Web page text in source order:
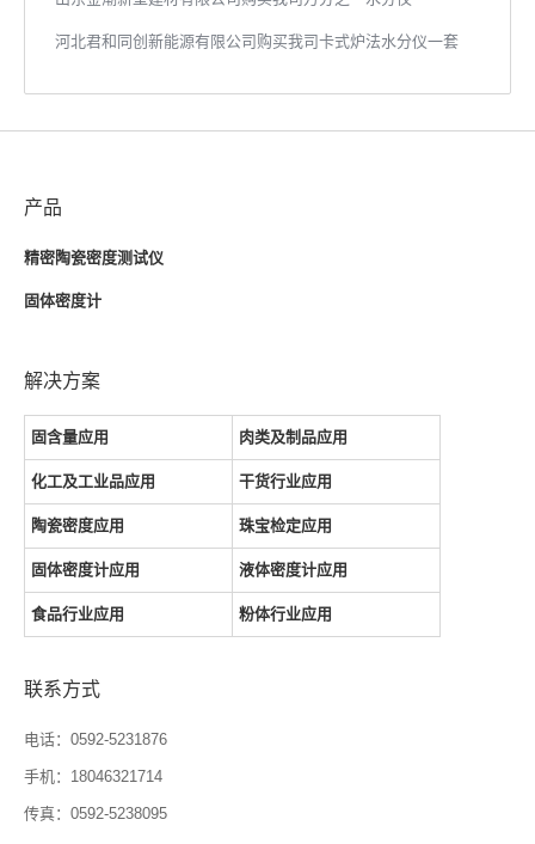
河北君和同创新能源有限公司购买我司卡式炉法水分仪一套
产品
精密陶瓷密度测试仪
固体密度计
解决方案
固含量应用 肉类及制品应用
化工及工业品应用 干货行业应用
陶瓷密度应用 珠宝检定应用
固体密度计应用 液体密度计应用
食品行业应用 粉体行业应用
联系方式
电话：0592-5231876
手机：18046321714
传真：0592-5238095